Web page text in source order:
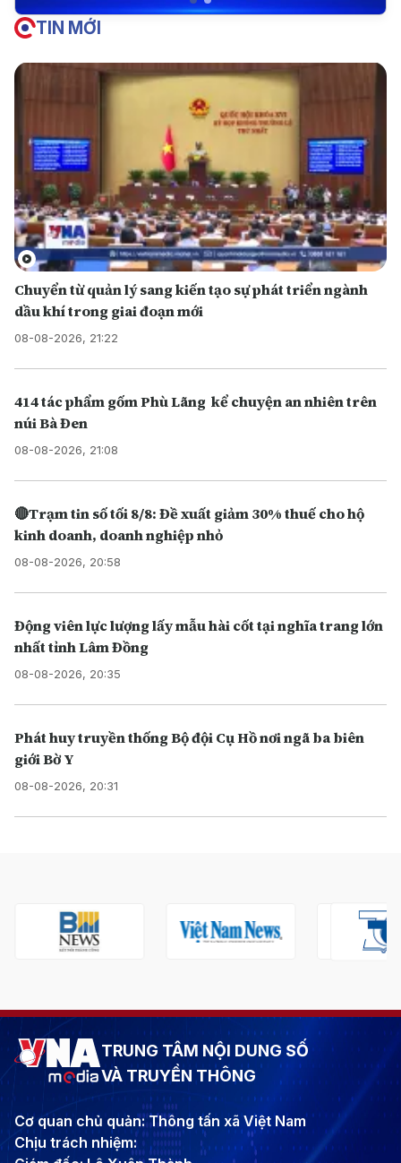
TIN MỚI
Chuyển từ quản lý sang kiến tạo sự phát triển ngành
dầu khí trong giai đoạn mới
08-08-2026, 21:22
414 tác phẩm gốm Phù Lãng kể chuyện an nhiên trên
núi Bà Đen
08-08-2026, 21:08
🔴Trạm tin số tối 8/8: Đề xuất giảm 30% thuế cho hộ
kinh doanh, doanh nghiệp nhỏ
08-08-2026, 20:58
Động viên lực lượng lấy mẫu hài cốt tại nghĩa trang lớn
nhất tỉnh Lâm Đồng
08-08-2026, 20:35
Phát huy truyền thống Bộ đội Cụ Hồ nơi ngã ba biên
giới Bờ Y
08-08-2026, 20:31
TRUNG TÂM NỘI DUNG SỐ
VÀ TRUYỀN THÔNG
Cơ quan chủ quản: Thông tấn xã Việt Nam
Chịu trách nhiệm: